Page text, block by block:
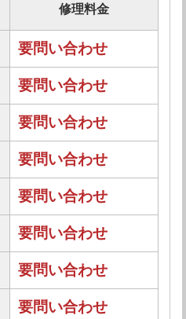
修理料金
要問い合わせ
要問い合わせ
要問い合わせ
要問い合わせ
要問い合わせ
要問い合わせ
要問い合わせ
要問い合わせ